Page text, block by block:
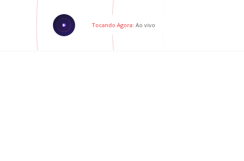
Tocando Agora: Ao vivo